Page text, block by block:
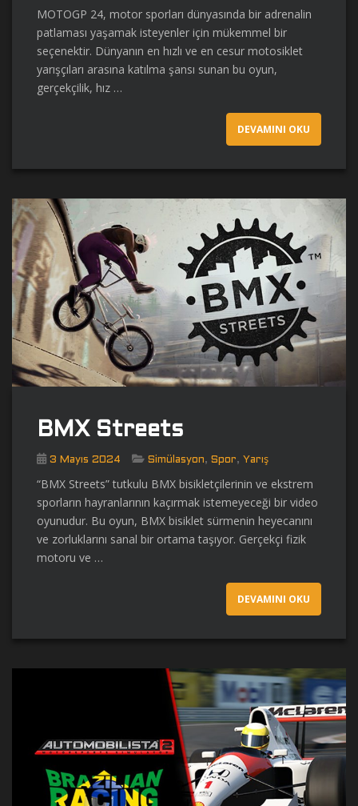
MOTOGP 24, motor sporları dünyasında bir adrenalin
patlaması yaşamak isteyenler için mükemmel bir
seçenektir. Dünyanın en hızlı ve en cesur motosiklet
yarışçıları arasına katılma şansı sunan bu oyun,
gerçekçilik, hız …
DEVAMINI OKU
BMX Streets
3 Mayıs 2024 Simülasyon, Spor, Yarış
“BMX Streets” tutkulu BMX bisikletçilerinin ve ekstrem
sporların hayranlarının kaçırmak istemeyeceği bir video
oyunudur. Bu oyun, BMX bisiklet sürmenin heyecanını
ve zorluklarını sanal bir ortama taşıyor. Gerçekçi fizik
motoru ve …
DEVAMINI OKU